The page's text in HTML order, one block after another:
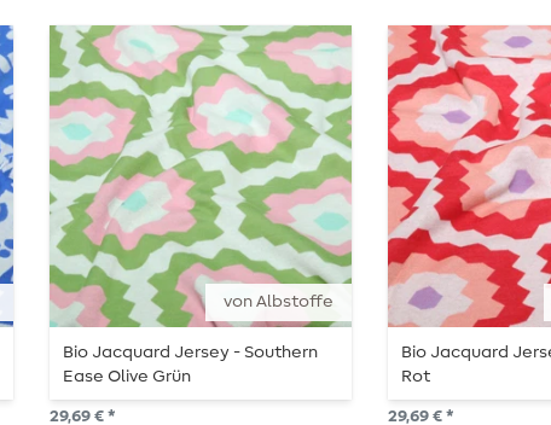
von Albstoffe
Bio Jacquard Jersey - Southern
Ease Olive Grün
29,69 € *
Bio Jacquard
Rot
29,69 € *